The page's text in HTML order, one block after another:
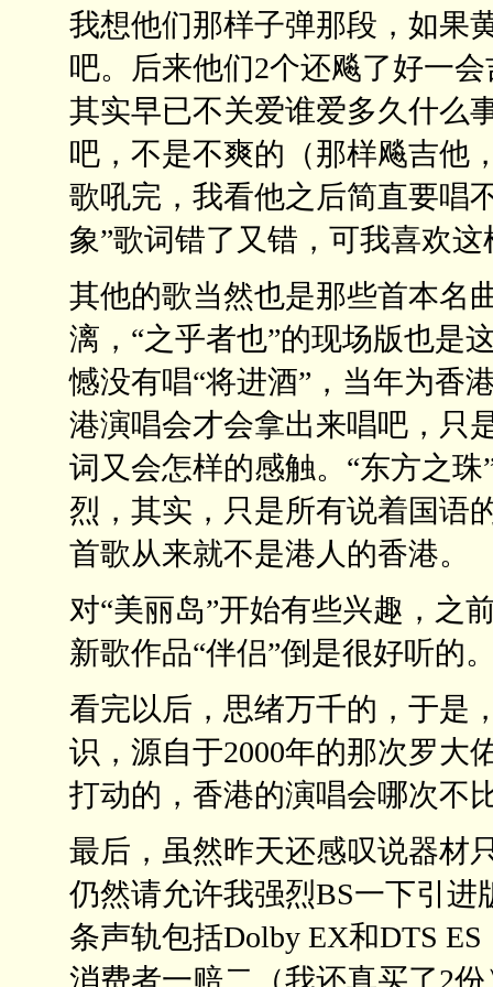
我想他们那样子弹那段，如果
吧。后来他们2个还飚了好一
其实早已不关爱谁爱多久什么
吧，不是不爽的（那样飚吉他
歌吼完，我看他之后简直要唱
象”歌词错了又错，可我喜欢
其他的歌当然也是那些首本名
漓，“之乎者也”的现场版也是
憾没有唱“将进酒”，当年为香
港演唱会才会拿出来唱吧，只
词又会怎样的感触。“东方之
烈，其实，只是所有说着国语
首歌从来就不是港人的香港。
对“美丽岛”开始有些兴趣，之
新歌作品“伴侣”倒是很好听的
看完以后，思绪万千的，于是
识，源自于2000年的那次罗大
打动的，香港的演唱会哪次不
最后，虽然昨天还感叹说器材
仍然请允许我强烈BS一下引
条声轨包括Dolby EX和DTS
消费者一赔二（我还真买了2